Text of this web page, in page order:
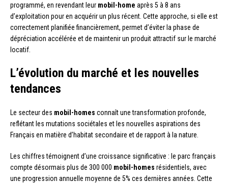
programmé, en revendant leur mobil-home après 5 à 8 ans
d’exploitation pour en acquérir un plus récent. Cette approche, si elle est
correctement planifiée financièrement, permet d’éviter la phase de
dépréciation accélérée et de maintenir un produit attractif sur le marché
locatif.
L’évolution du marché et les nouvelles
tendances
Le secteur des mobil-homes connaît une transformation profonde,
reflétant les mutations sociétales et les nouvelles aspirations des
Français en matière d’habitat secondaire et de rapport à la nature.
Les chiffres témoignent d’une croissance significative : le parc français
compte désormais plus de 300 000 mobil-homes résidentiels, avec
une progression annuelle moyenne de 5% ces dernières années. Cette